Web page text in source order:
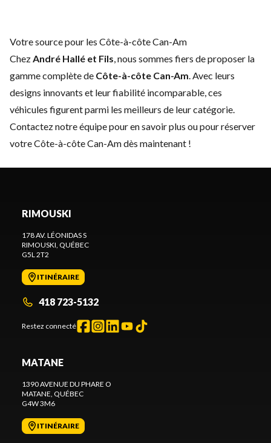
Votre source pour les Côte-à-côte Can-Am
ChezAndré Hallé et Fils, nous sommes fiers de proposer la
gamme complète de Côte-à-côte Can-Am. Avec leurs
designs innovants et leur fiabilité incomparable, ces
véhicules figurent parmi les meilleurs de leur catégorie.
Contactez notre équipepour en savoir plus ou pour réserver
votre Côte-à-côte Can-Am dès maintenant !
RIMOUSKI
178 AV. LÉONIDAS S
RIMOUSKI , QUÉBEC
G5L 2T2
ITINÉRAIRE
418 723-5132
Restez connecté
MATANE
1390 AVENUE DU PHARE O
MATANE , QUÉBEC
G4W 3M6
ITINÉRAIRE